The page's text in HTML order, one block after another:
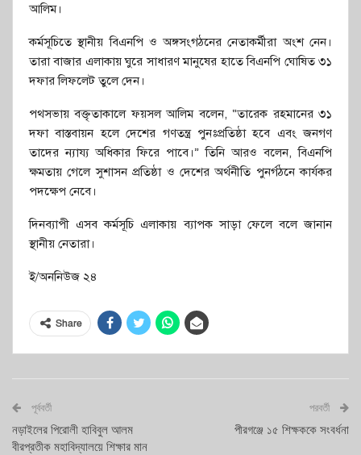
আলিম।
কর্মসূচিতে স্থানীয় বিএনপি ও অঙ্গসংগঠনের নেতাকর্মীরা অংশ নেন।
তারা বাজার এলাকায় ঘুরে সাধারণ মানুষের হাতে বিএনপি ঘোষিত ৩১
দফার লিফলেট তুলে দেন।
পথসভায় বক্তৃতাকালে ফয়সল আলিম বলেন, “তারেক রহমানের ৩১
দফা বাস্তবায়ন হলে দেশের গণতন্ত্র পুনঃপ্রতিষ্ঠা হবে এবং জনগণ
তাদের ন্যায্য অধিকার ফিরে পাবে।” তিনি আরও বলেন, বিএনপি
ক্ষমতায় গেলে সুশাসন প্রতিষ্ঠা ও দেশের অর্থনীতি পুনর্গঠনে কার্যকর
পদক্ষেপ নেবে।
দিনব্যাপী এসব কর্মসূচি এলাকায় ব্যাপক সাড়া ফেলে বলে জানান
স্থানীয় নেতারা।
ই/অননিউজ ২৪
Share
পূর্ববর্তী
নড়াইলের পিরোলী হাবিবুল আলম
বীরপ্রতীক মহাবিদ্যালয়ে শিক্ষার মান
পরবর্তী
পীরগঞ্জে ১৫ শিক্ষককে সংবর্ধনা